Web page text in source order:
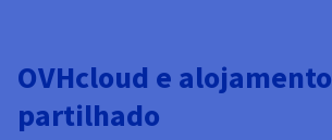
OVHcloud e alojamento
partilhado